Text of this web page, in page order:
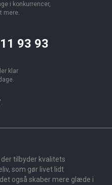
i konkurrencer,
mere.
93 93
klar
".
tilbyder kvalitets
som gør livet lidt
også skaber mere glæde i